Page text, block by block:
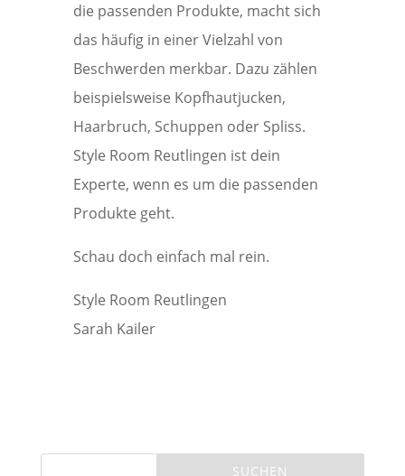
die passenden Produkte, macht sich
das häufig in einer Vielzahl von
Beschwerden merkbar. Dazu zählen
beispielsweise Kopfhautjucken,
Haarbruch, Schuppen oder Spliss.
Style Room Reutlingen ist dein
Experte, wenn es um die passenden
Produkte geht.
Schau doch einfach mal rein.
Style Room Reutlingen
Sarah Kailer